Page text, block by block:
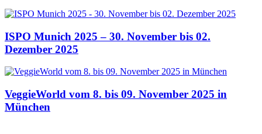
ISPO Munich 2025 – 30. November bis 02.
Dezember 2025
VeggieWorld vom 8. bis 09. November 2025 in
München